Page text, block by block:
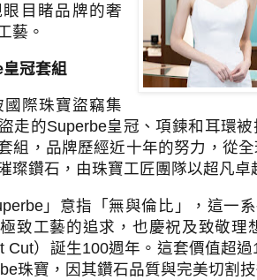
目睹品牌的奢
藝。
皇冠套組
國際珠寶盜竊集
走的Superbe皇冠、項鍊和耳環
組，品牌歷經近十年的努力，從
璨鑽石，由珠寶工匠團隊以超凡卓
」意指「無與倫比」，這一系
致工藝的追求，也慶祝及致敬理
Cut）誕生100週年。這套價值超過
珠寶，因其鑽石品質與完美切割